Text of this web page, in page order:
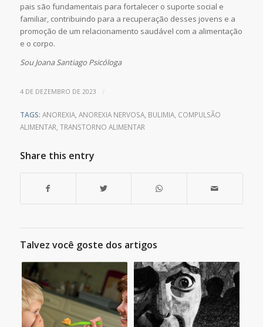
pais são fundamentais para fortalecer o suporte social e
familiar, contribuindo para a recuperação desses jovens e a
promoção de um relacionamento saudável com a alimentação
e o corpo.
Sou Joana Santiago Psicóloga
4 DE DEZEMBRO DE 2023 /
TAGS: ANOREXIA, ANOREXIA NERVOSA, BULIMIA, COMPULSÃO
ALIMENTAR TRANSTORNO ALIMENTAR
Share this entry
Talvez você goste dos artigos